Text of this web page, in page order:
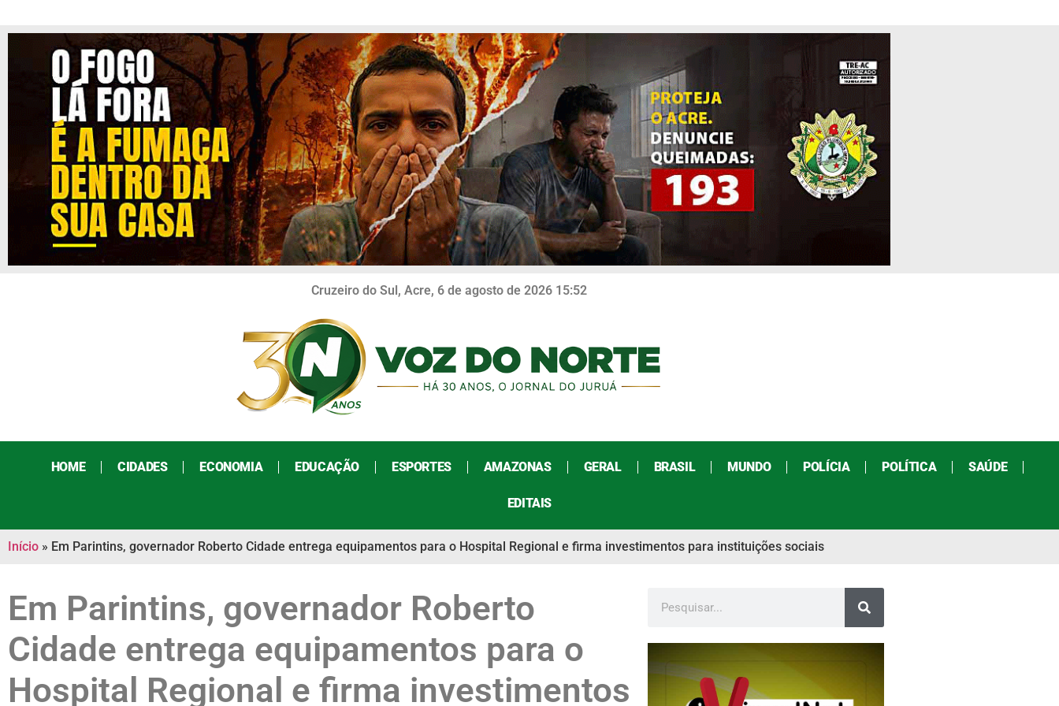
Cruzeiro do Sul, Acre, 6 de agosto de 2026 15:52
HOME CIDADES ECONOMIA EDUCAÇÃO ESPORTES AMAZONAS GERAL BRASIL MUNDO POLÍCIA POLÍTICA SAÚDE
EDITAIS
Início » Em Parintins, governador Roberto Cidade entrega equipamentos para o Hospital Regional e firma investimentos para instituições sociais
Em Parintins, governador Roberto
Cidade entrega equipamentos para o
Hospital Regional e firma investimentos